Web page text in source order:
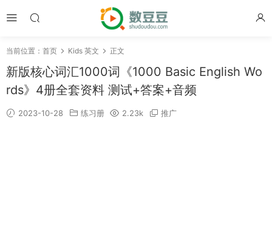
当前位置： 首页 Kids 英文 正文
新版核心词汇1000词《1000 Basic English Wo
rds》4册全套资料 测试+答案+音频
2023-10-28 练习册 2.23k 推广